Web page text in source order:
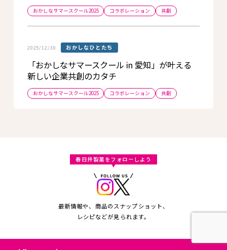
おかしなサマースクール2025 コラボレーション 共創
2025/12/30 おかしなひとたち
「おかしなサマースクール in 愛知」が叶える
新しい企業共創のカタチ
おかしなサマースクール2025 コラボレーション 共創
春日井製菓をフォローしよう
最新情報や、商品のスナップショット、
レシピなどが見られます。